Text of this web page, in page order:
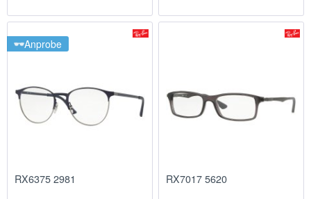
Anprobe
RX6375 2981 RX7017 5620